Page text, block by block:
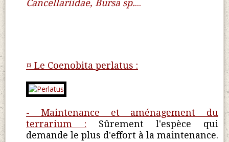
Cancellariidae, Bursa sp....
¤ Le Coenobita perlatus :
- Maintenance et aménagement du
terrarium :
Sûrement l'espèce qui
demande le plus d'effort à la maintenance.